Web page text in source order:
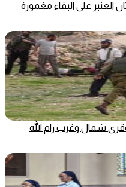
العنبر على البقاء مغمورة
شمال وغرب رام الله